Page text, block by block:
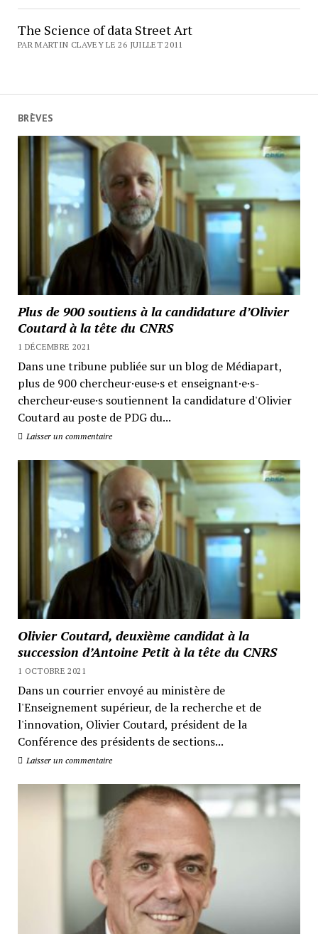
BRÈVES
Plus de 900 soutiens à la candidature d’Olivier
Coutard à la tête du CNRS
1 DÉCEMBRE 2021
Dans une tribune publiée sur un blog de Médiapart,
plus de 900 chercheur·euse·s et enseignant·e·s-
chercheur·euse·s soutiennent la candidature d'Olivier
Coutard au poste de PDG du...
Laisser un commentaire
Olivier Coutard, deuxième candidat à la
succession d’Antoine Petit à la tête du CNRS
1 OCTOBRE 2021
Dans un courrier envoyé au ministère de
l'Enseignement supérieur, de la recherche et de
l'innovation, Olivier Coutard, président de la
Conférence des présidents de sections...
Laisser un commentaire
The Science of data Street Art
PAR MARTIN CLAVEY LE 26 JUILLET 2011